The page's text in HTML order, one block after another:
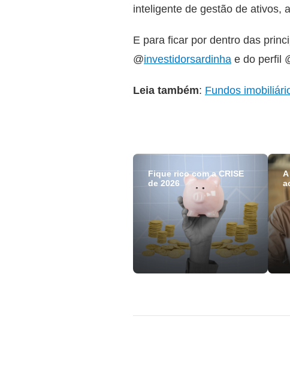
inteligente de gestão de ativos,
E para ficar por dentro das
@investidorsardinha e do perfil
Leia também: Fundos
Fique rico com a CRISE
de 2026